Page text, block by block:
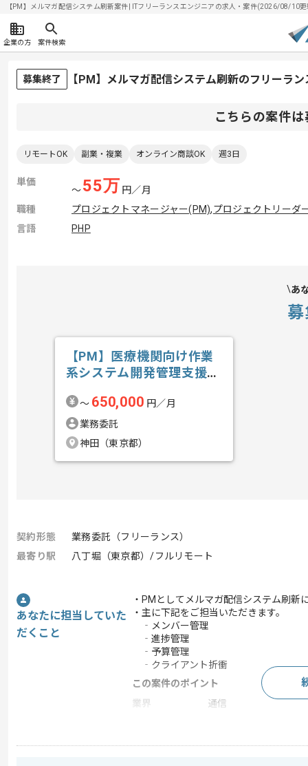
【PM】メルマガ配信システム刷新案件| ITフリーランスエンジニアの求人・案件(2026/08/10
企業の方 案件検索
募集終了 【PM】メルマガ配信システム刷新のフリーラ
こちらの案件
リモートOK 副業・複業 オンライン商談OK 週3日
単価
〜55万 円／月
職種
プロジェクトマネージャー(PM),プロジェクトリーダ
言語
PHP
あ
【PM】医療機関向け作業
系システム開発管理支援の
〜 650,000 円／月
業務委託
神田（東京都）
契約形態
業務委託（フリーランス）
最寄り駅
八丁堀（東京都）/フルリモート
あなたに担当していた
だくこと
・PMとしてメルマガ配信システム刷新
・主に下記をご担当いただきます。
‐メンバー管理
‐進捗管理
‐予算管理
‐クライアント折衝
この案件のポイント
業界
通信
特徴
20代活躍中 , 30代活躍